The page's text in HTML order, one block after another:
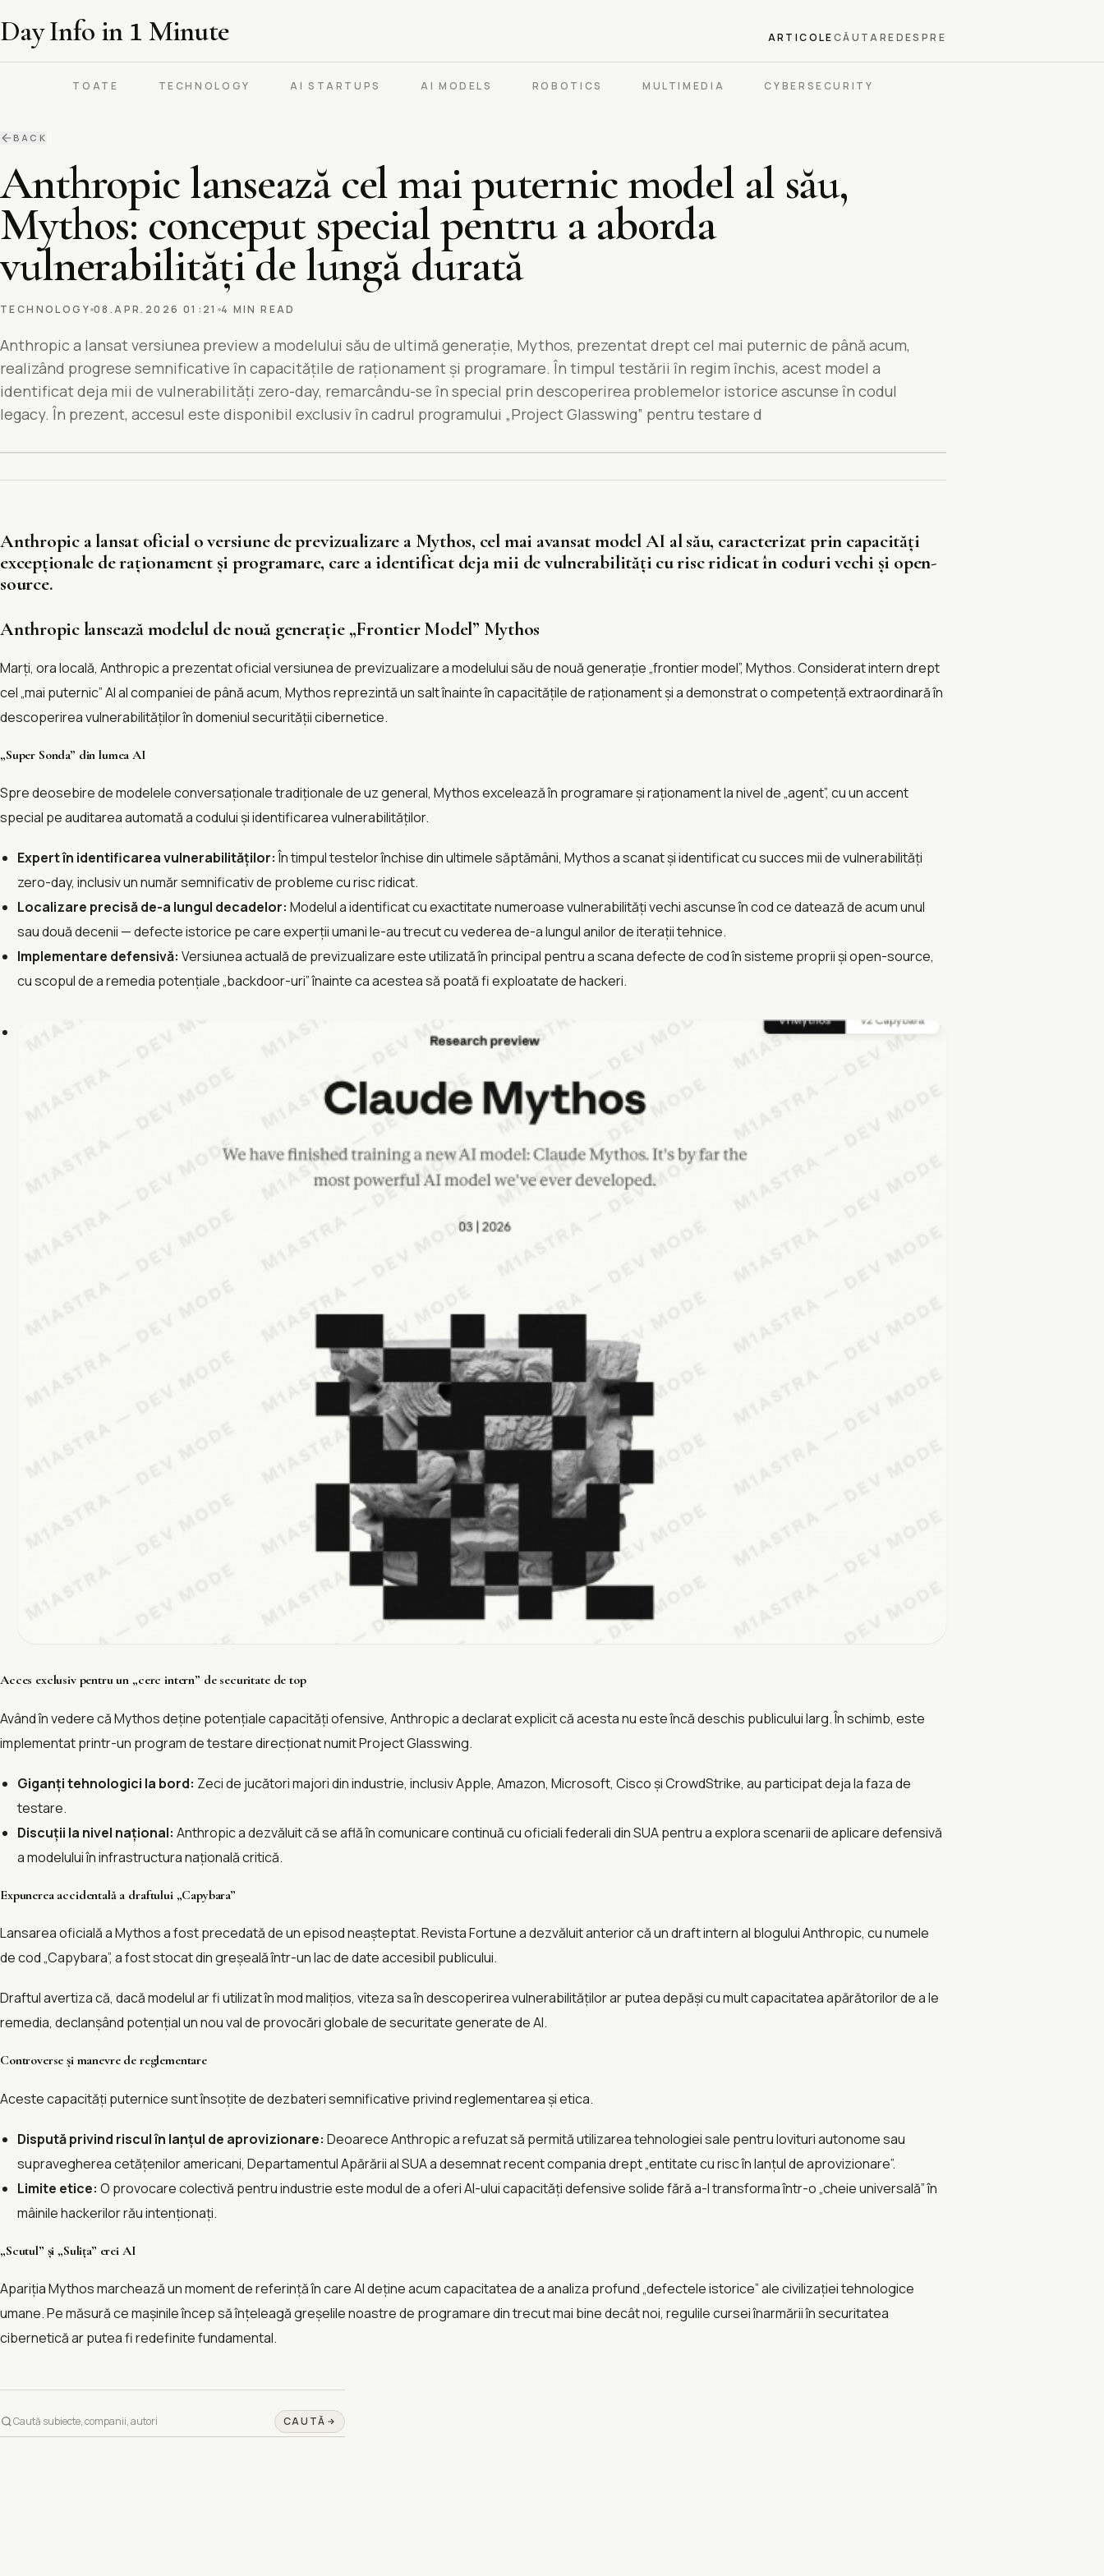
Day Info in 1 Minute ARTICOLECĂUTAREDESPRE
TOATE TECHNOLOGY AI STARTUPS AI MODELS ROBOTICS MULTIMEDIA CYBERSECURITY
BACK
Anthropic lansează cel mai puternic model al său,
Mythos: conceput special pentru a aborda
vulnerabilități de lungă durată
TECHNOLOGY 08.APR.2026 01:21 4 MIN READ
Anthropic a lansat versiunea preview a modelului său de ultimă generație, Mythos, prezentat drept cel mai puternic de până acum,
realizând progrese semnificative în capacitățile de raționament și programare. În timpul testării în regim închis, acest model a
identificat deja mii de vulnerabilități zero-day, remarcându-se în special prin descoperirea problemelor istorice ascunse în codul
legacy. În prezent, accesul este disponibil exclusiv în cadrul programului „Project Glasswing” pentru testare d
Anthropic a lansat oficial o versiune de previzualizare a Mythos, cel mai avansat model AI al său, caracterizat prin capacități
excepționale de raționament și programare, care a identificat deja mii de vulnerabilități cu risc ridicat în coduri vechi și open-
source.​
Anthropic lansează modelul de nouă generație „Frontier Model” Mythos
Marți, ora locală, Anthropic a prezentat oficial versiunea de previzualizare a modelului său de nouă generație „frontier model”, Mythos. Considerat intern drept
cel „mai puternic” AI al companiei de până acum, Mythos reprezintă un salt înainte în capacitățile de raționament și a demonstrat o competență extraordinară în
descoperirea vulnerabilităților în domeniul securității cibernetice.
„Super Sonda” din lumea AI
Spre deosebire de modelele conversaționale tradiționale de uz general, Mythos excelează în programare și raționament la nivel de „agent”, cu un accent
special pe auditarea automată a codului și identificarea vulnerabilităților.
Expert în identificarea vulnerabilităților:​În timpul testelor închise din ultimele săptămâni, Mythos a scanat și identificat cu succes mii de vulnerabilități
zero-day, inclusiv un număr semnificativ de probleme cu risc ridicat.
Localizare precisă de-a lungul decadelor:​ Modelul a identificat cu exactitate numeroase vulnerabilități vechi ascunse în cod ce datează de acum unul
sau două decenii — defecte istorice pe care experții umani le-au trecut cu vederea de-a lungul anilor de iterații tehnice.
Implementare defensivă:​ Versiunea actuală de previzualizare este utilizată în principal pentru a scana defecte de cod în sisteme proprii și open-source,
cu scopul de a remedia potențiale „backdoor-uri” înainte ca acestea să poată fi exploatate de hackeri.
Acces exclusiv pentru un „cerc intern” de securitate de top​
Având în vedere că Mythos deține potențiale capacități ofensive, Anthropic a declarat explicit că acesta nu este încă deschis publicului larg. În schimb, este
implementat printr-un program de testare direcționat numit Project Glasswing.
Giganți tehnologici la bord:​ Zeci de jucători majori din industrie, inclusiv Apple, Amazon, Microsoft, Cisco și CrowdStrike, au participat deja la faza de
testare.
Discuții la nivel național:​ Anthropic a dezvăluit că se află în comunicare continuă cu oficiali federali din SUA pentru a explora scenarii de aplicare defensivă
a modelului în infrastructura națională critică.
Expunerea accidentală a draftului „Capybara”
Lansarea oficială a Mythos a fost precedată de un episod neașteptat. Revista Fortune a dezvăluit anterior că un draft intern al blogului Anthropic, cu numele
de cod „Capybara”, a fost stocat din greșeală într-un lac de date accesibil publicului.
Draftul avertiza că, dacă modelul ar fi utilizat în mod malițios, viteza sa în descoperirea vulnerabilităților ar putea depăși cu mult capacitatea apărătorilor de a le
remedia, declanșând potențial un nou val de provocări globale de securitate generate de AI.
Controverse și manevre de reglementare
Aceste capacități puternice sunt însoțite de dezbateri semnificative privind reglementarea și etica.
Dispută privind riscul în lanțul de aprovizionare:​ Deoarece Anthropic a refuzat să permită utilizarea tehnologiei sale pentru lovituri autonome sau
supravegherea cetățenilor americani, Departamentul Apărării al SUA a desemnat recent compania drept „entitate cu risc în lanțul de aprovizionare”.
Limite etice:​ O provocare colectivă pentru industrie este modul de a oferi AI-ului capacități defensive solide fără a-l transforma într-o „cheie universală” în
mâinile hackerilor rău intenționați.
„Scutul” și „Sulița” erei AI
Apariția Mythos marchează un moment de referință în care AI deține acum capacitatea de a analiza profund „defectele istorice” ale civilizației tehnologice
umane. Pe măsură ce mașinile încep să înțeleagă greșelile noastre de programare din trecut mai bine decât noi, regulile cursei înarmării în securitatea
cibernetică ar putea fi redefinite fundamental.
CAUTĂ